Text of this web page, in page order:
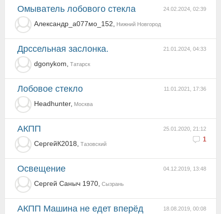
24.02.2024, 02:39
Омыватель лобового стекла
Александр_а077мо_152, Нижний Новгород
21.01.2024, 04:33
Дрссельная заслонка.
dgonykom, Татарск
11.01.2021, 17:36
Лобовое стекло
Headhunter, Москва
25.01.2020, 21:12
1
АКПП
СергейК2018, Тазовский
04.12.2019, 13:48
освещение
Сергей Саныч 1970, Сызрань
18.08.2019, 00:08
АКПП Машина не едет вперёд